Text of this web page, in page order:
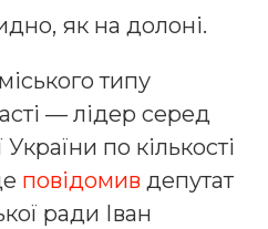
як на долоні.
типу
— лідер серед
по кількості
повідомив депутат
ради Іван